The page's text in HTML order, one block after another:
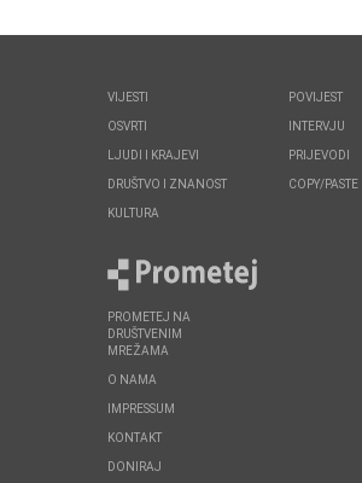
VIJESTI
OSVRTI
LJUDI I KRAJEVI
DRUŠTVO I ZNANOST
KULTURA
POVIJEST
INTERVJU
PRIJEVODI
COPY/PASTE
PROMETEJ NA
DRUŠTVENIM
MREŽAMA
O NAMA
IMPRESSUM
KONTAKT
DONIRAJ